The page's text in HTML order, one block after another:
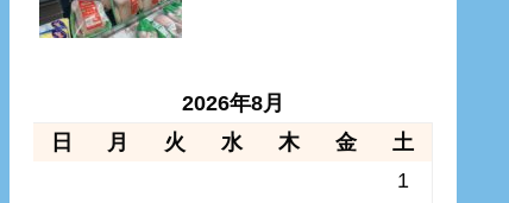
2026年8月
日
月 火 水 木 金
土
1